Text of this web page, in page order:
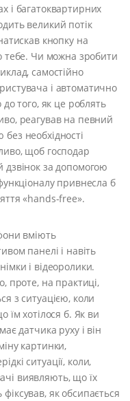
і багатоквартирних
великий потік
кнопку на
тебе. Чи можна зробити
самостійно
і автоматично
до того, як це роблять
реагував на певний
необхідності
щоб господар
дзвінок за допомогою
привнесла б
«hands-free».
вміють
панелі і навіть
і відеоролики.
проте, на практиці,
з ситуацією, коли
їм хотілося б. Як ви
датчика руху і він
картинки,
ситуації, коли,
виявляють, що їх
як обсипається